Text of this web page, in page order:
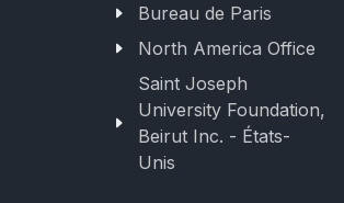
Bureau de Paris
North America Office
Saint Joseph
University Foundation,
Beirut Inc. - États-
Unis